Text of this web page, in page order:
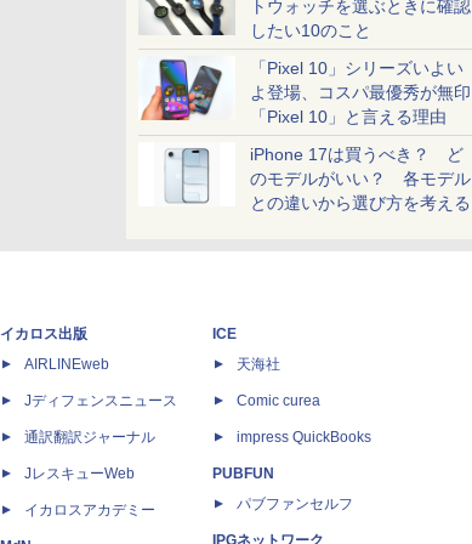
トウォッチを選ぶときに確認
したい10のこと
「Pixel 10」シリーズいよい
よ登場、コスパ最優秀が無印
「Pixel 10」と言える理由
iPhone 17は買うべき？ ど
のモデルがいい？ 各モデル
との違いから選び方を考える
イカロス出版
AIRLINEweb
Jディフェンスニュース
通訳翻訳ジャーナル
JレスキューWeb
イカロスアカデミー
ICE
天海社
Comic curea
impress QuickBooks
PUBFUN
パブファンセルフ
IPGネットワーク